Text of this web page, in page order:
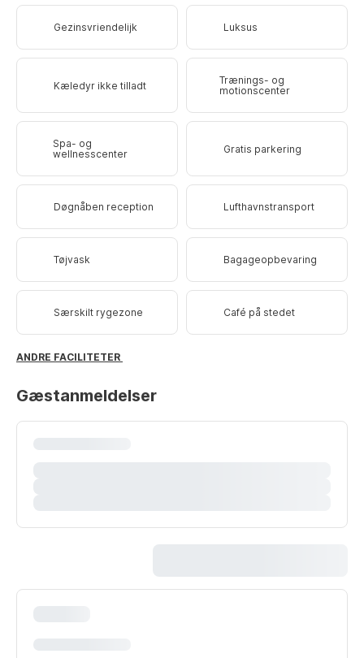
Gezinsvriendelijk Luksus
Kæledyr ikke tilladt
Trænings- og
motionscenter
Spa- og
wellnesscenter
Gratis parkering
Døgnåben reception Lufthavnstransport
Tøjvask Bagageopbevaring
Særskilt rygezone Café på stedet
ANDRE FACILITETER
Gæstanmeldelser